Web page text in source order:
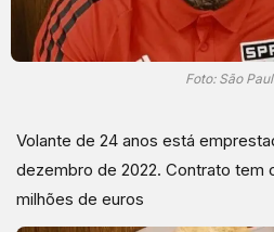
Foto: São
Volante de 24 anos está
dezembro de 2022. Contrato tem
milhões de euros